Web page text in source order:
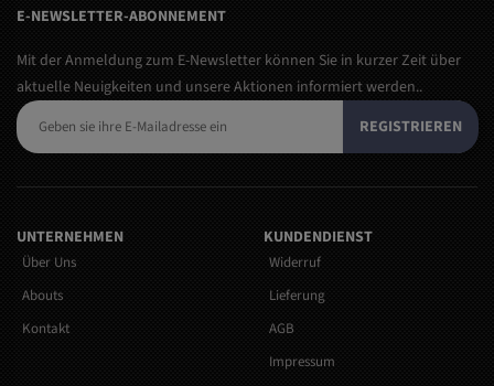
E-NEWSLETTER-ABONNEMENT
Mit der Anmeldung zum E-Newsletter können Sie in kurzer Zeit über
aktuelle Neuigkeiten und unsere Aktionen informiert werden..
REGISTRIEREN
UNTERNEHMEN
Über Uns
Abouts
Kontakt
KUNDENDIENST
Widerruf
Lieferung
AGB
Impressum